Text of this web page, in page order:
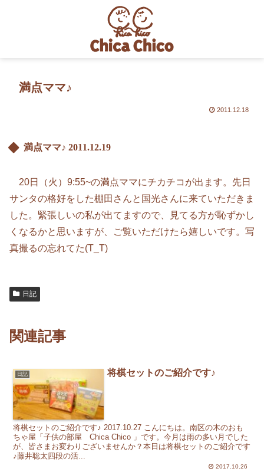
満点ママ♪
2011.12.18
満点ママ♪ 2011.12.19
20日（火）9:55~の満点ママにチカチコが出ます。先日
サンタの格好をした棚田さんと国光さんに来ていただきま
した。緊張しいの私が出てますので、見てる方が恥ずかし
くなるかと思いますが、ご覧いただけたら嬉しいです。写
真撮るの忘れてた(T_T)
日記
関連記事
日記 将棋セットのご紹介です♪
将棋セットのご紹介です♪ 2017.10.27 こんにちは。南区の木のおも
ちゃ屋「子供の部屋 Chica Chico 」です。今月は雨の多い月でした
が、皆さまお変わりございませんか？本日は将棋セットのご紹介です
♪藤井聡太四段の活...
2017.10.26